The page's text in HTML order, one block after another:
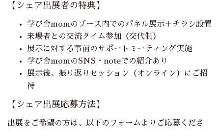
【シェア出展者の特典】
学び舎momのブース内でのパネル展示＋チラシ設置
来場者との交流タイム参加（交代制）
展示に対する事前のサポートミーティング実施
学び舎momのSNS・noteでの紹介あり
展示後、振り返りセッション（オンライン）にご招
待
【シェア出展応募方法】
出展をご希望の方は、以下のフォームよりご応募くださ